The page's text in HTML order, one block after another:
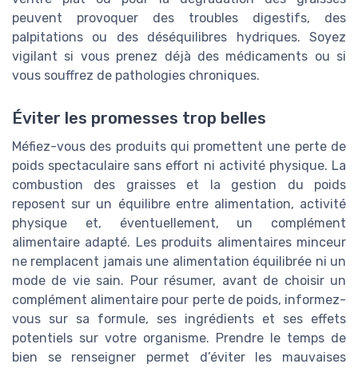
peuvent provoquer des troubles digestifs, des
palpitations ou des déséquilibres hydriques. Soyez
vigilant si vous prenez déjà des médicaments ou si
vous souffrez de pathologies chroniques.
Éviter les promesses trop belles
Méfiez-vous des produits qui promettent une perte de
poids spectaculaire sans effort ni activité physique. La
combustion des graisses et la gestion du poids
reposent sur un équilibre entre alimentation, activité
physique et, éventuellement, un complément
alimentaire adapté. Les produits alimentaires minceur
ne remplacent jamais une alimentation équilibrée ni un
mode de vie sain. Pour résumer, avant de choisir un
complément alimentaire pour perte de poids, informez-
vous sur sa formule, ses ingrédients et ses effets
potentiels sur votre organisme. Prendre le temps de
bien se renseigner permet d’éviter les mauvaises